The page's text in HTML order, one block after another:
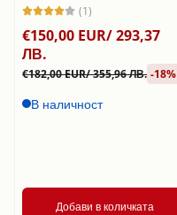
(1)
€150,00 EUR/ 293,37
ЛВ.
€182,00 EUR/ 355,96 ЛВ. -18%
В наличност
Добави в количката